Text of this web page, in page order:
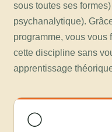
sous toutes ses
psychanalytique).
programme, vous vous
cette discipline sans
apprentissage
◯